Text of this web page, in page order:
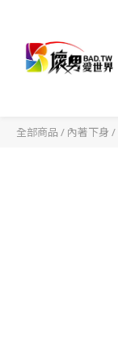
全部商品 / 內著下身 /